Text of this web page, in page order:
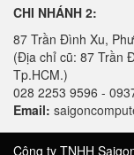
CHI NHÁNH 2:
87 Trần Đình Xu,
(Địa chỉ cũ: 87 Trần
Tp.HCM.)
028 2253 9596 -
Email:
Công ty TNHH